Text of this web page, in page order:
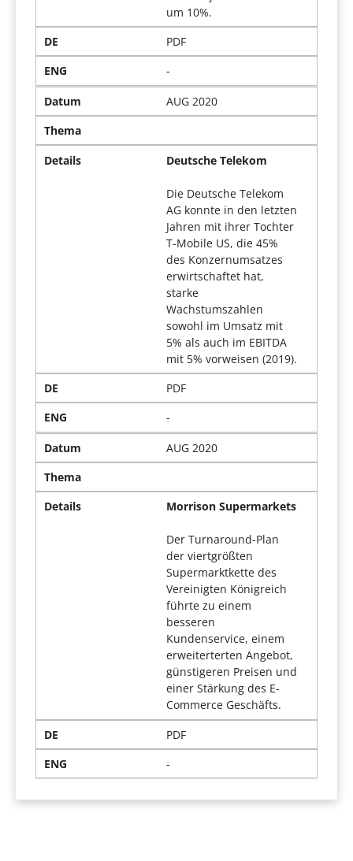
um 10%.
DE
PDF
ENG
-
Datum
AUG 2020
Thema
Details
Deutsche Telekom
Die Deutsche Telekom
AG konnte in den letzten
Jahren mit ihrer Tochter
T-Mobile US, die 45%
des Konzernumsatzes
erwirtschaftet hat,
starke
Wachstumszahlen
sowohl im Umsatz mit
5% als auch im EBITDA
mit 5% vorweisen (2019).
DE
PDF
ENG
-
Datum
AUG 2020
Thema
Details
Morrison Supermarkets
Der Turnaround-Plan
der viertgrößten
Supermarktkette des
Vereinigten Königreich
führte zu einem
besseren
Kundenservice, einem
erweiterterten Angebot,
günstigeren Preisen und
einer Stärkung des E-
Commerce Geschäfts.
DE
PDF
ENG
-